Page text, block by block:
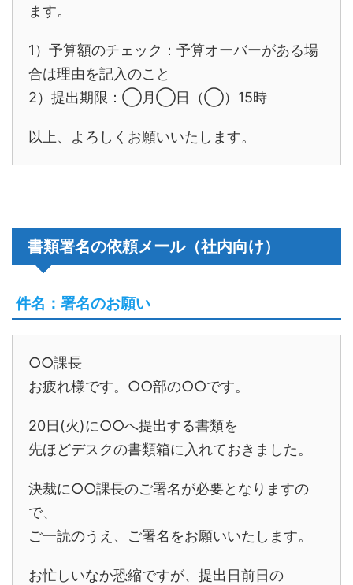
ます。
1）予算額のチェック：予算オーバーがある場
合は理由を記入のこと
2）提出期限：◯月◯日（◯）15時
以上、よろしくお願いいたします。
書類署名の依頼メール（社内向け）
件名：署名のお願い
○○課長
お疲れ様です。○○部の○○です。
20日(火)に○○へ提出する書類を
先ほどデスクの書類箱に入れておきました。
決裁に○○課長のご署名が必要となりますの
で、
ご一読のうえ、ご署名をお願いいたします。
お忙しいなか恐縮ですが、提出日前日の